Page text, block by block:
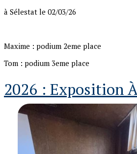
à Sélestat le 02/03/26
Maxime : podium 2eme place
Tom : podium 3eme place
2026 : Exposition